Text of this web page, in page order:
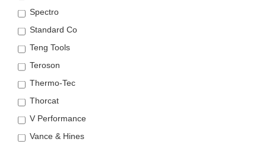
Spectro
Standard Co
Teng Tools
Teroson
Thermo-Tec
Thorcat
V Performance
Vance & Hines